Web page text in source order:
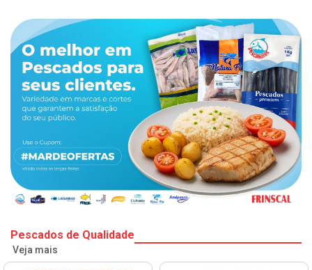
Pescados de Qualidade
Veja mais